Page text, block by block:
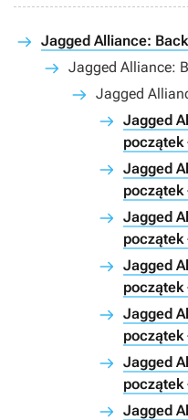
Jagged Alliance:
Jagged Alliance:
Jagged
Jagged
początek
Jagged
początek
Jagged
początek
Jagged
początek
Jagged
początek
Jagged
początek
Jagged